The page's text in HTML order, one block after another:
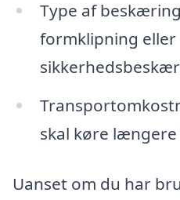
Type af
formklipning eller
skal køre
Uanset om du har